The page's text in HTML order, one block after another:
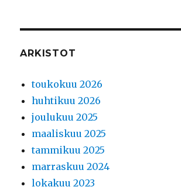
ARKISTOT
toukokuu 2026
huhtikuu 2026
joulukuu 2025
maaliskuu 2025
tammikuu 2025
marraskuu 2024
lokakuu 2023